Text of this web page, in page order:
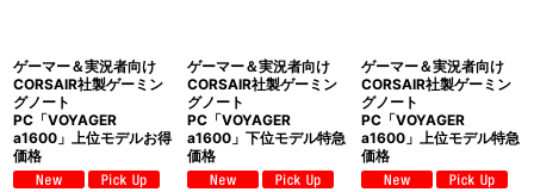
ゲーマー＆実況者向け
CORSAIR社製ゲーミン
グノート
PC「VOYAGER
a1600」上位モデルお得
価格
ゲーマー＆実況者向け
CORSAIR社製ゲーミン
グノート
PC「VOYAGER
a1600」下位モデル特急
価格
ゲーマー＆実況者向け
CORSAIR社製ゲーミン
グノート
PC「VOYAGER
a1600」上位モデル特急
価格